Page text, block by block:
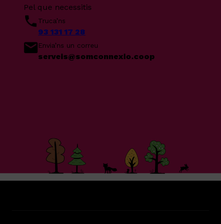
Pel que necessitis
Truca’ns
93 131 17 28
Envia’ns un correu
serveis@somconnexio.coop